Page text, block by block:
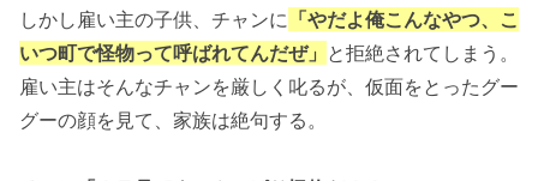
しかし雇い主の子供、チャンに 「やだよ俺こんなやつ、こ
いつ町で怪物って呼ばれてんだぜ」 と拒絶されてしまう。
雇い主はそんなチャンを厳しく叱るが、仮面をとったグー
グーの顔を見て、家族は絶句する。